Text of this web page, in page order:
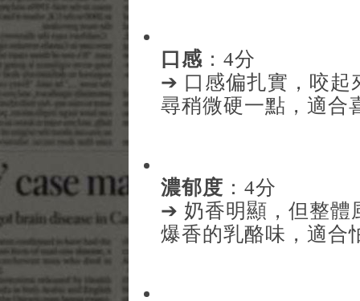
口感 ：4分
➔ 口感偏扎實，咬起
尋稍微硬一點，適合
濃郁度 ：4分
➔ 奶香明顯，但整體
爆香的乳酪味，適合